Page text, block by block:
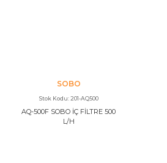
SOBO
Stok Kodu: 201-AQ500
AQ-500F SOBO İÇ FİLTRE 500
L/H